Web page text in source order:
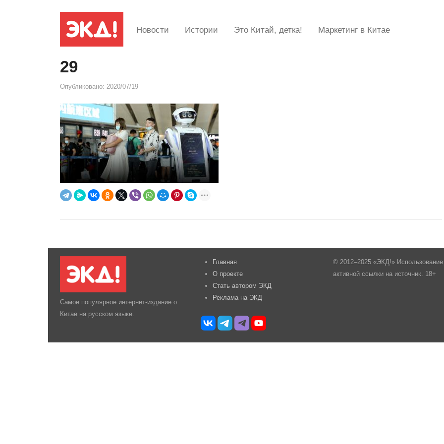
Новости Истории Это Китай, детка! Маркетинг в Китае
29
Опубликовано: 2020/07/19
Самое популярное интернет-издание о
Китае на русском языке.
Главная
О проекте
Стать автором ЭКД
Реклама на ЭКД
© 2012–2025 «ЭКД!»
активной ссылки на источник. 18+